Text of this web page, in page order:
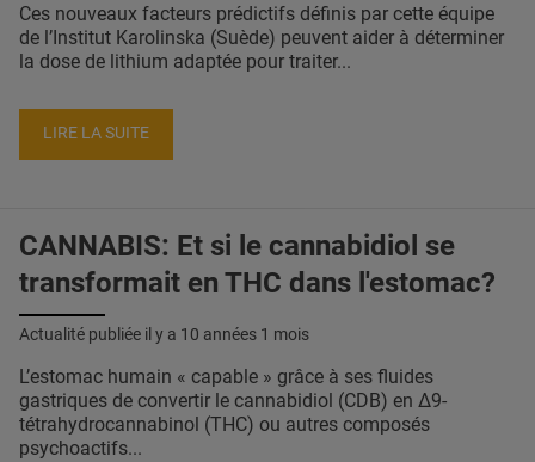
Ces nouveaux facteurs prédictifs définis par cette équipe
de l’Institut Karolinska (Suède) peuvent aider à déterminer
la dose de lithium adaptée pour traiter...
LIRE LA SUITE
CANNABIS: Et si le cannabidiol se
transformait en THC dans l'estomac?
Actualité publiée il y a 10 années 1 mois
L’estomac humain « capable » grâce à ses fluides
gastriques de convertir le cannabidiol (CDB) en Δ9-
tétrahydrocannabinol (THC) ou autres composés
psychoactifs...